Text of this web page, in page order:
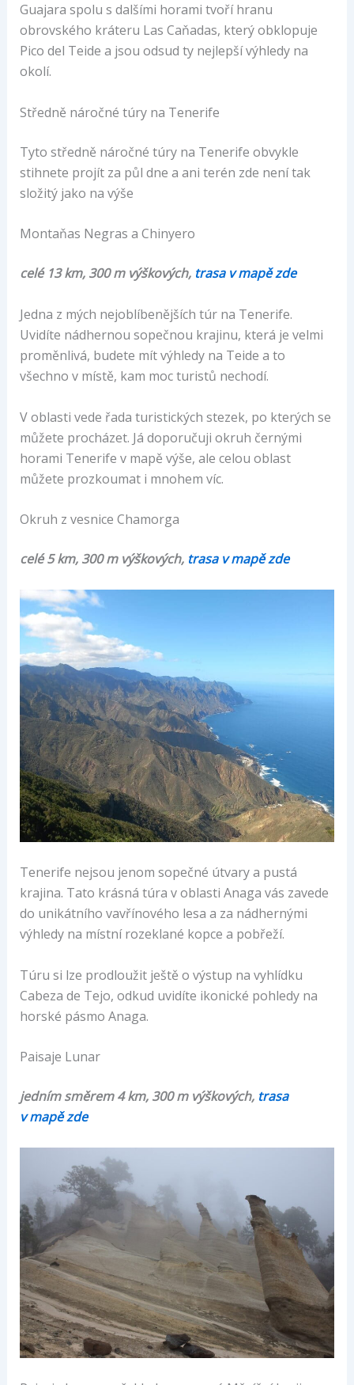
Guajara spolu s dalšími horami tvoří hranu
obrovského kráteru Las Caňadas, který obklopuje
Pico del Teide a jsou odsud ty nejlepší výhledy na
okolí.
Středně náročné túry na Tenerife
Tyto středně náročné túry na Tenerife obvykle
stihnete projít za půl dne a ani terén zde není tak
složitý jako na výše
Montaňas Negras a Chinyero
celé 13 km, 300 m výškových, trasa v mapě zde
Jedna z mých nejoblíbenějších túr na Tenerife.
Uvidíte nádhernou sopečnou krajinu, která je velmi
proměnlivá, budete mít výhledy na Teide a to
všechno v místě, kam moc turistů nechodí.
V oblasti vede řada turistických stezek, po kterých se
můžete procházet. Já doporučuji okruh černými
horami Tenerife v mapě výše, ale celou oblast
můžete prozkoumat i mnohem víc.
Okruh z vesnice Chamorga
celé 5 km, 300 m výškových, trasa v mapě zde
Tenerife nejsou jenom sopečné útvary a pustá
krajina. Tato krásná túra v oblasti Anaga vás zavede
do unikátního vavřínového lesa a za nádhernými
výhledy na místní rozeklané kopce a pobřeží.
Túru si lze prodloužit ještě o výstup na vyhlídku
Cabeza de Tejo, odkud uvidíte ikonické pohledy na
horské pásmo Anaga.
Paisaje Lunar
jedním směrem 4 km, 300 m výškových, trasa
v mapě zde